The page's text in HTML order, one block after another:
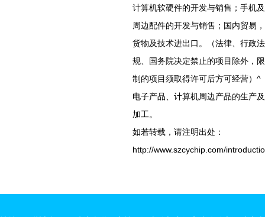
计算机软硬件的开发与销售；手机及
周边配件的开发与销售；国内贸易，
货物及技术进出口。（法律、行政法
规、国务院决定禁止的项目除外，限
制的项目须取得许可后方可经营）^
电子产品、计算机周边产品的生产及
加工。
如若转载，请注明出处：
http://www.szcychip.com/